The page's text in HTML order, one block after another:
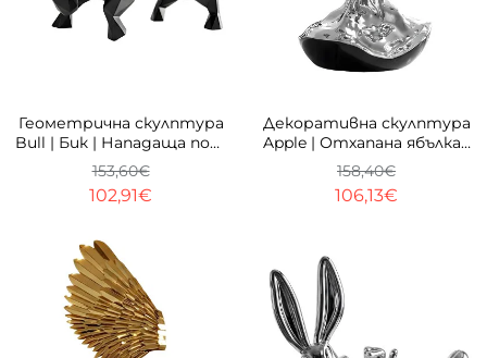
Геометрична скулптура
Bull | Бик | Нападаща поза
| 25 см
102,91€
153,60€
Декоративна скулптура
Apple | Отхапана ябълка |
25 см
106,13€
158,40€